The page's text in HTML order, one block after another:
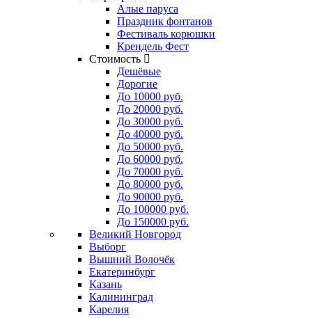
Алые паруса
Праздник фонтанов
Фестиваль корюшки
Крендель Фест
Стоимость
Дешёвые
Дорогие
До 10000 руб.
До 20000 руб.
До 30000 руб.
До 40000 руб.
До 50000 руб.
До 60000 руб.
До 70000 руб.
До 80000 руб.
До 90000 руб.
До 100000 руб.
До 150000 руб.
Великий Новгород
Выборг
Вышний Волочёк
Екатеринбург
Казань
Калининград
Карелия